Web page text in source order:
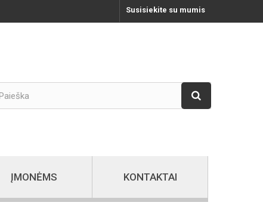
Susisiekite su mumis
ĮMONĖMS KONTAKTAI